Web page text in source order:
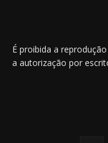
É proibida a
a autorização por